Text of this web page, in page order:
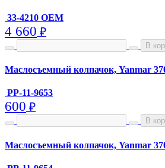
33-4210 OEM
4 660 ₽
В
Маслосъемный колпачок, Yanmar
PP-11-9653
600 ₽
В
Маслосъемный колпачок, Yanmar